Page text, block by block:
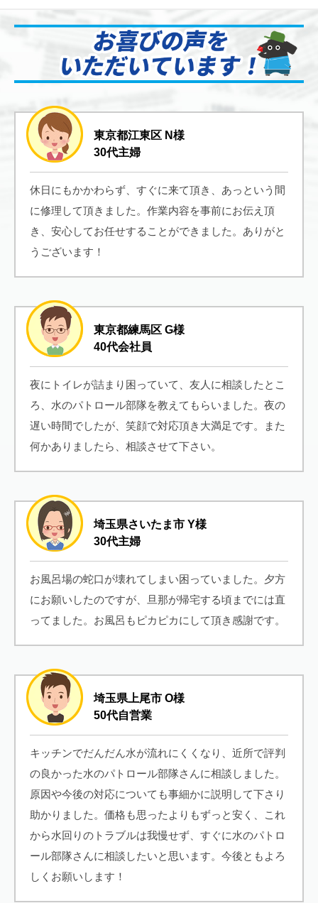
東京都江東区 N様
30代主婦
休日にもかかわらず、すぐに来て頂き、あっという間
に修理して頂きました。作業内容を事前にお伝え頂
き、安心してお任せすることができました。ありがと
うございます！
東京都練馬区 G様
40代会社員
夜にトイレが詰まり困っていて、友人に相談したとこ
ろ、水のパトロール部隊を教えてもらいました。夜の
遅い時間でしたが、笑顔で対応頂き大満足です。また
何かありましたら、相談させて下さい。
埼玉県さいたま市 Y様
30代主婦
お風呂場の蛇口が壊れてしまい困っていました。夕方
にお願いしたのですが、旦那が帰宅する頃までには直
ってました。お風呂もピカピカにして頂き感謝です。
埼玉県上尾市 O様
50代自営業
キッチンでだんだん水が流れにくくなり、近所で評判
の良かった水のパトロール部隊さんに相談しました。
原因や今後の対応についても事細かに説明して下さり
助かりました。価格も思ったよりもずっと安く、これ
から水回りのトラブルは我慢せず、すぐに水のパトロ
ール部隊さんに相談したいと思います。今後ともよろ
しくお願いします！